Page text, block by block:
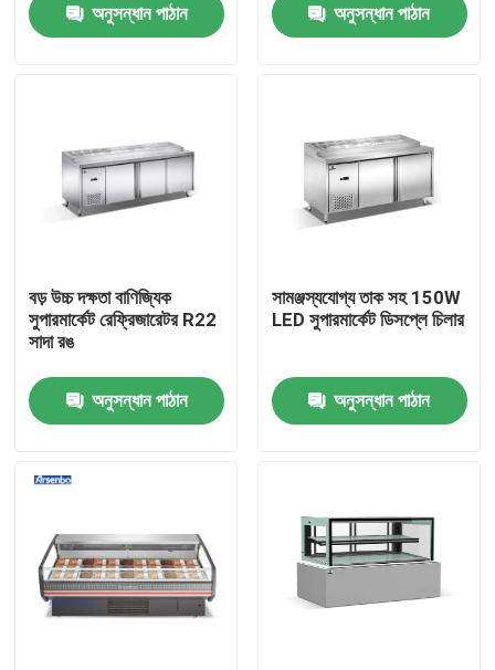
বাড়ি
পরিচিতি
বাণিজ্যিক প্রদর্শন রেফ্রিজারেটর
বাণিজ্যিক পানীয় রেফ্রিজারেটর
কাউন্টার রেফ্রিজারেটর অধীনে
অনুসন্ধান পাঠান অনুসন্ধান পাঠান
বড় উচ্চ দক্ষতা বাণিজ্যিক
সুপারমার্কেট রেফ্রিজারেটর R22
সাদা রঙ
অনুসন্ধান পাঠান
সামঞ্জস্যযোগ্য তাক সহ 150W
LED সুপারমার্কেট ডিসপ্লে চিলার
অনুসন্ধান পাঠান